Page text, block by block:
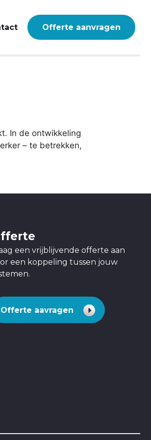
Offerte aanvragen
In de ontwikkeling
– te betrekken,
een vrijblijvende offerte aan
een koppeling tussen jouw
Offerte aavragen